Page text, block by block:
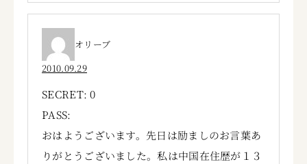
オリーブ
2010.09.29
SECRET: 0
PASS:
おはようございます。先日は励ましのお言葉あ
りがとうございました。私は中国在住歴が１３